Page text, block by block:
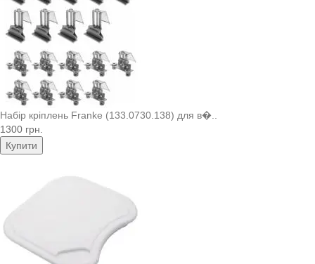
Набір кріплень Franke (133.0730.138) для в�..
1300 грн.
Купити